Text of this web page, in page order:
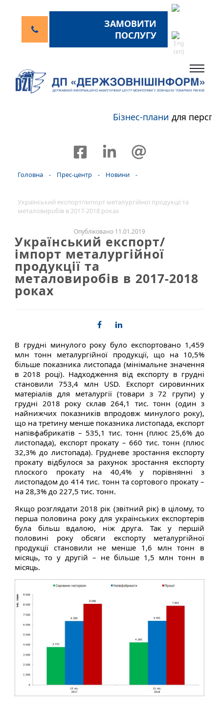
ЗАМОВИТИ
ПОСЛУГУ
Бізнес-планидля
Головна - Прес-центр - Новини -
Український експорт/імпорт металургійної продукції та
металовиробів в 2017-2018 роках
Опубліковано 11.01.2019
Український експорт/
імпорт металургійної
продукції та
металовиробів в 2017-2018
роках
В грудні минулого року було експортовано 1,459
млн тонн металургійної продукції, що на 10,5%
більше показника листопада (мінімальне значення
в 2018 році). Надходження від експорту в грудні
становили 753,4 млн USD. Експорт сировинних
матеріалів для металургії (товари з 72 групи) у
грудні 2018 року склав 264,1 тис. тонн (один з
найнижчих показників впродовж минулого року),
що на третину менше показника листопада, експорт
напівфабрикатів – 535,1 тис. тонн (плюс 25,6% до
листопада), експорт прокату – 660 тис. тонн (плюс
32,3% до листопада). Грудневе зростання експорту
прокату відбулося за рахунок зростання експорту
плоского прокату на 40,4% у порівнянні з
листопадом до 414 тис. тонн та сортового прокату –
на 28,3% до 227,5 тис. тонн.
Якщо розглядати 2018 рік (звітний рік) в цілому, то
перша половина року для українських експортерів
була більш вдалою, ніж друга. Так у першій
половині року обсяги експорту металургійної
продукції становили не менше 1,6 млн тонн в
місяць, то у другій – не більше 1,5 млн тонн в
місяць.